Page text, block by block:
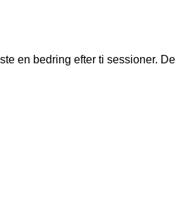
en bedring efter ti sessioner. De